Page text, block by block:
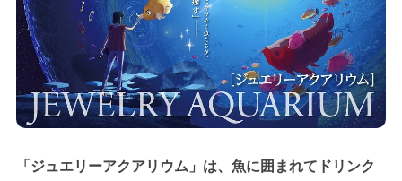
「ジュエリーアクアリウム」は、魚に囲まれてドリンク